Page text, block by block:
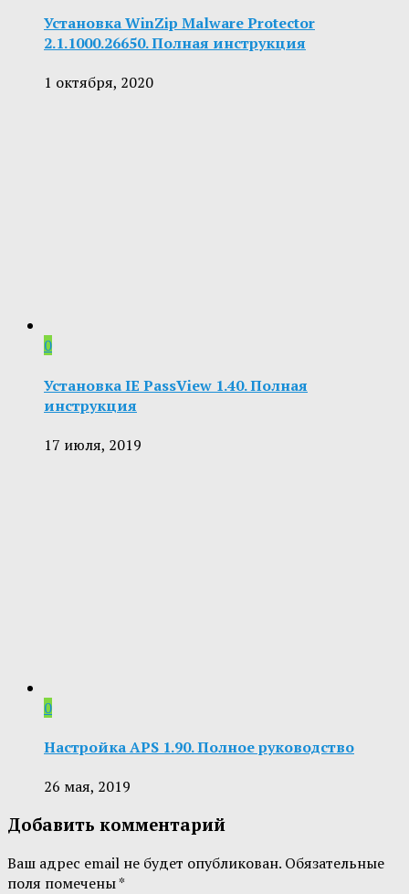
Установка WinZip Malware Protector
2.1.1000.26650. Полная инструкция
1 октября, 2020
0
Установка IE PassView 1.40. Полная
инструкция
17 июля, 2019
0
Настройка APS 1.90. Полное руководство
26 мая, 2019
Добавить комментарий
Ваш адрес email не будет опубликован. Обязательные
поля помечены*